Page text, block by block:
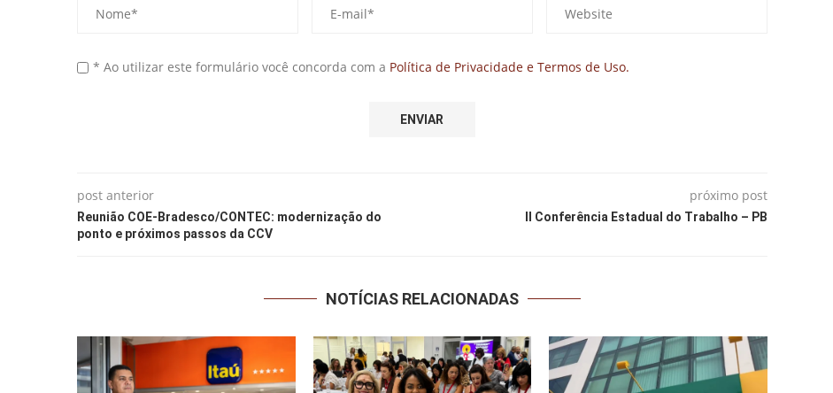
* Ao utilizar este formulário você concorda com a Política de Privacidade e Termos de Uso.
post anterior
Reunião COE-Bradesco/CONTEC: modernização do
ponto e próximos passos da CCV
próximo post
II Conferência Estadual do Trabalho – PB
NOTÍCIAS RELACIONADAS